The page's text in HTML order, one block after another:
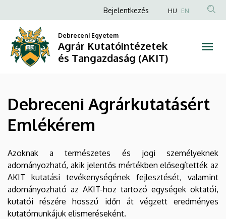
Agrárkutatásért
Emlékérem
Agrár
Kutatóintézetek
és
Tangazdaság
(AKIT)
a
tartalomra
Anonim
fiók
menüje
Bejelentkezés HU EN
Debreceni Egyetem
Agrár Kutatóintézetek
és Tangazdaság (AKIT)
Debreceni Agrárkutatásért
Emlékérem
Azoknak a természetes és jogi személyeknek
adományozható, akik jelentős mértékben elősegítették az
AKIT kutatási tevékenységének fejlesztését, valamint
adományozható az AKIT-hoz tartozó egységek oktatói,
kutatói részére hosszú időn át végzett eredményes
kutatómunkájuk elismeréseként.